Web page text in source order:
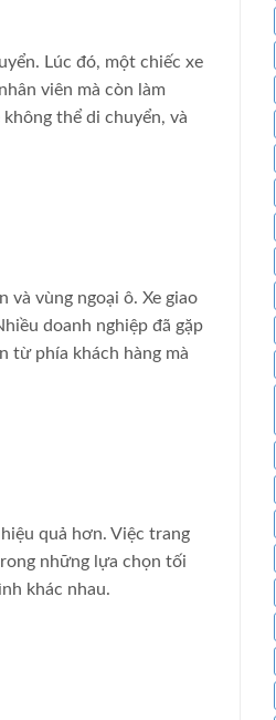
Lúc đó, một chiếc xe
viên mà còn làm
thể di chuyển, và
vùng ngoại ô. Xe giao
doanh nghiệp đã gặp
từ phía khách hàng mà
quả hơn. Việc trang
những lựa chọn tối
khác nhau.